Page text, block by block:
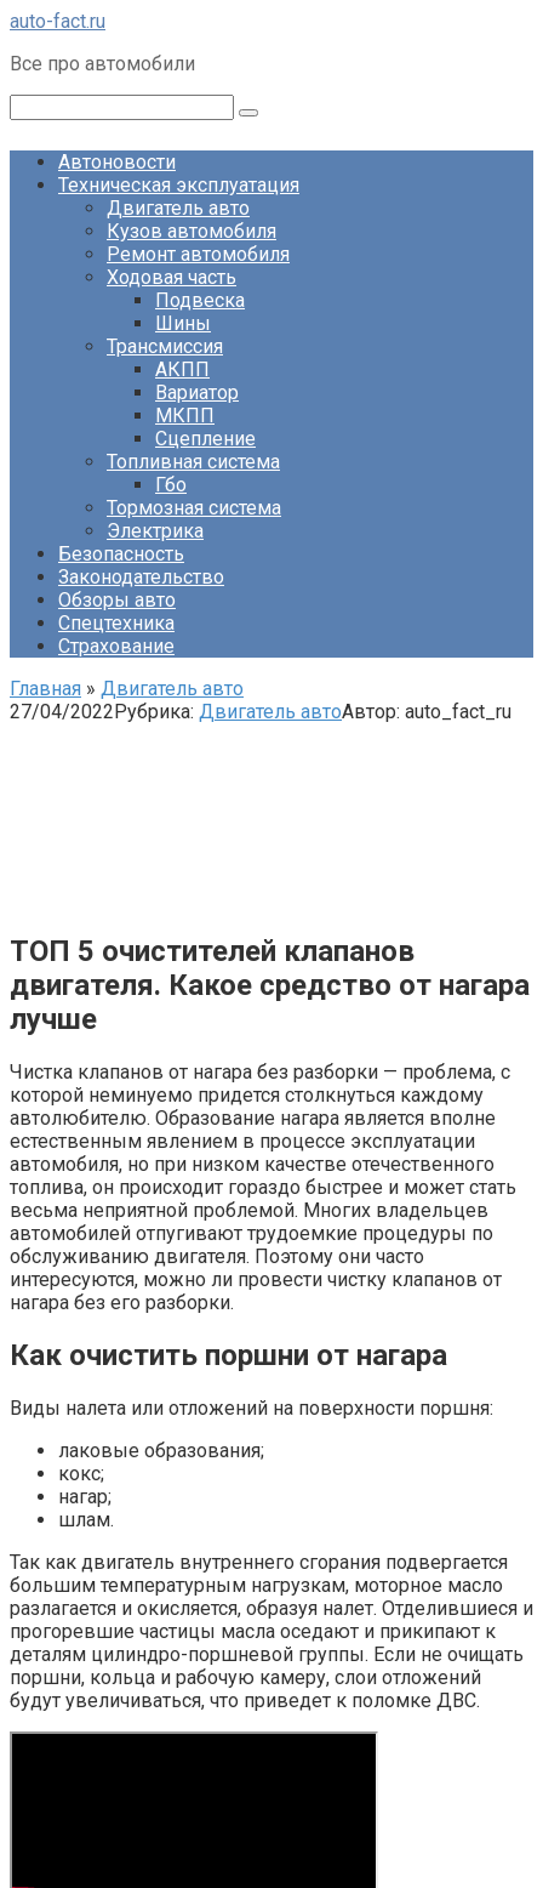
Перейти
контенту
auto-fact.ru
Все про автомобили
Автоновости
Техническая эксплуатация
Двигатель авто
Кузов автомобиля
Ремонт автомобиля
Ходовая часть
Подвеска
Шины
Трансмиссия
АКПП
Вариатор
МКПП
Сцепление
Топливная система
Гбо
Тормозная система
Электрика
Безопасность
Законодательство
Обзоры авто
Спецтехника
Страхование
Главная » Двигатель авто
27/04/2022Рубрика: Двигатель автоАвтор: auto_fact_ru
ТОП 5 очистителей клапанов
двигателя. Какое средство от нагара
лучше
Чистка клапанов от нагара без разборки — проблема, с
которой неминуемо придется столкнуться каждому
автолюбителю. Образование нагара является вполне
естественным явлением в процессе эксплуатации
автомобиля, но при низком качестве отечественного
топлива, он происходит гораздо быстрее и может стать
весьма неприятной проблемой. Многих владельцев
автомобилей отпугивают трудоемкие процедуры по
обслуживанию двигателя. Поэтому они часто
интересуются, можно ли провести чистку клапанов от
нагара без его разборки.
Как очистить поршни от нагара
Виды налета или отложений на поверхности поршня:
лаковые образования;
кокс;
нагар;
шлам.
Так как двигатель внутреннего сгорания подвергается
большим температурным нагрузкам, моторное масло
разлагается и окисляется, образуя налет. Отделившиеся и
прогоревшие частицы масла оседают и прикипают к
деталям цилиндро-поршневой группы. Если не очищать
поршни, кольца и рабочую камеру, слои отложений
будут увеличиваться, что приведет к поломке ДВС.